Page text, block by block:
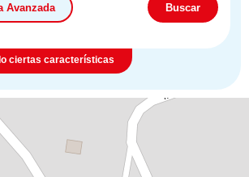
ciertas características
Avanzada Buscar